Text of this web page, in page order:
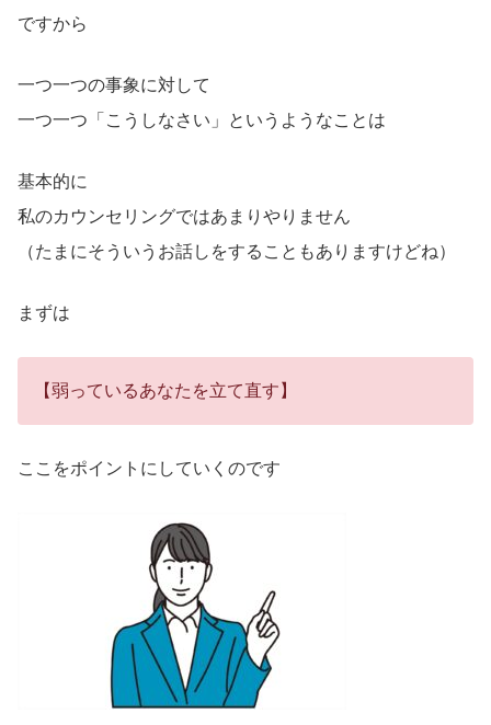
ですから
一つ一つの事象に対して
一つ一つ「こうしなさい」というようなことは
基本的に
私のカウンセリングではあまりやりません
（たまにそういうお話しをすることもありますけどね）
まずは
【弱っているあなたを立て直す】
ここをポイントにしていくのです